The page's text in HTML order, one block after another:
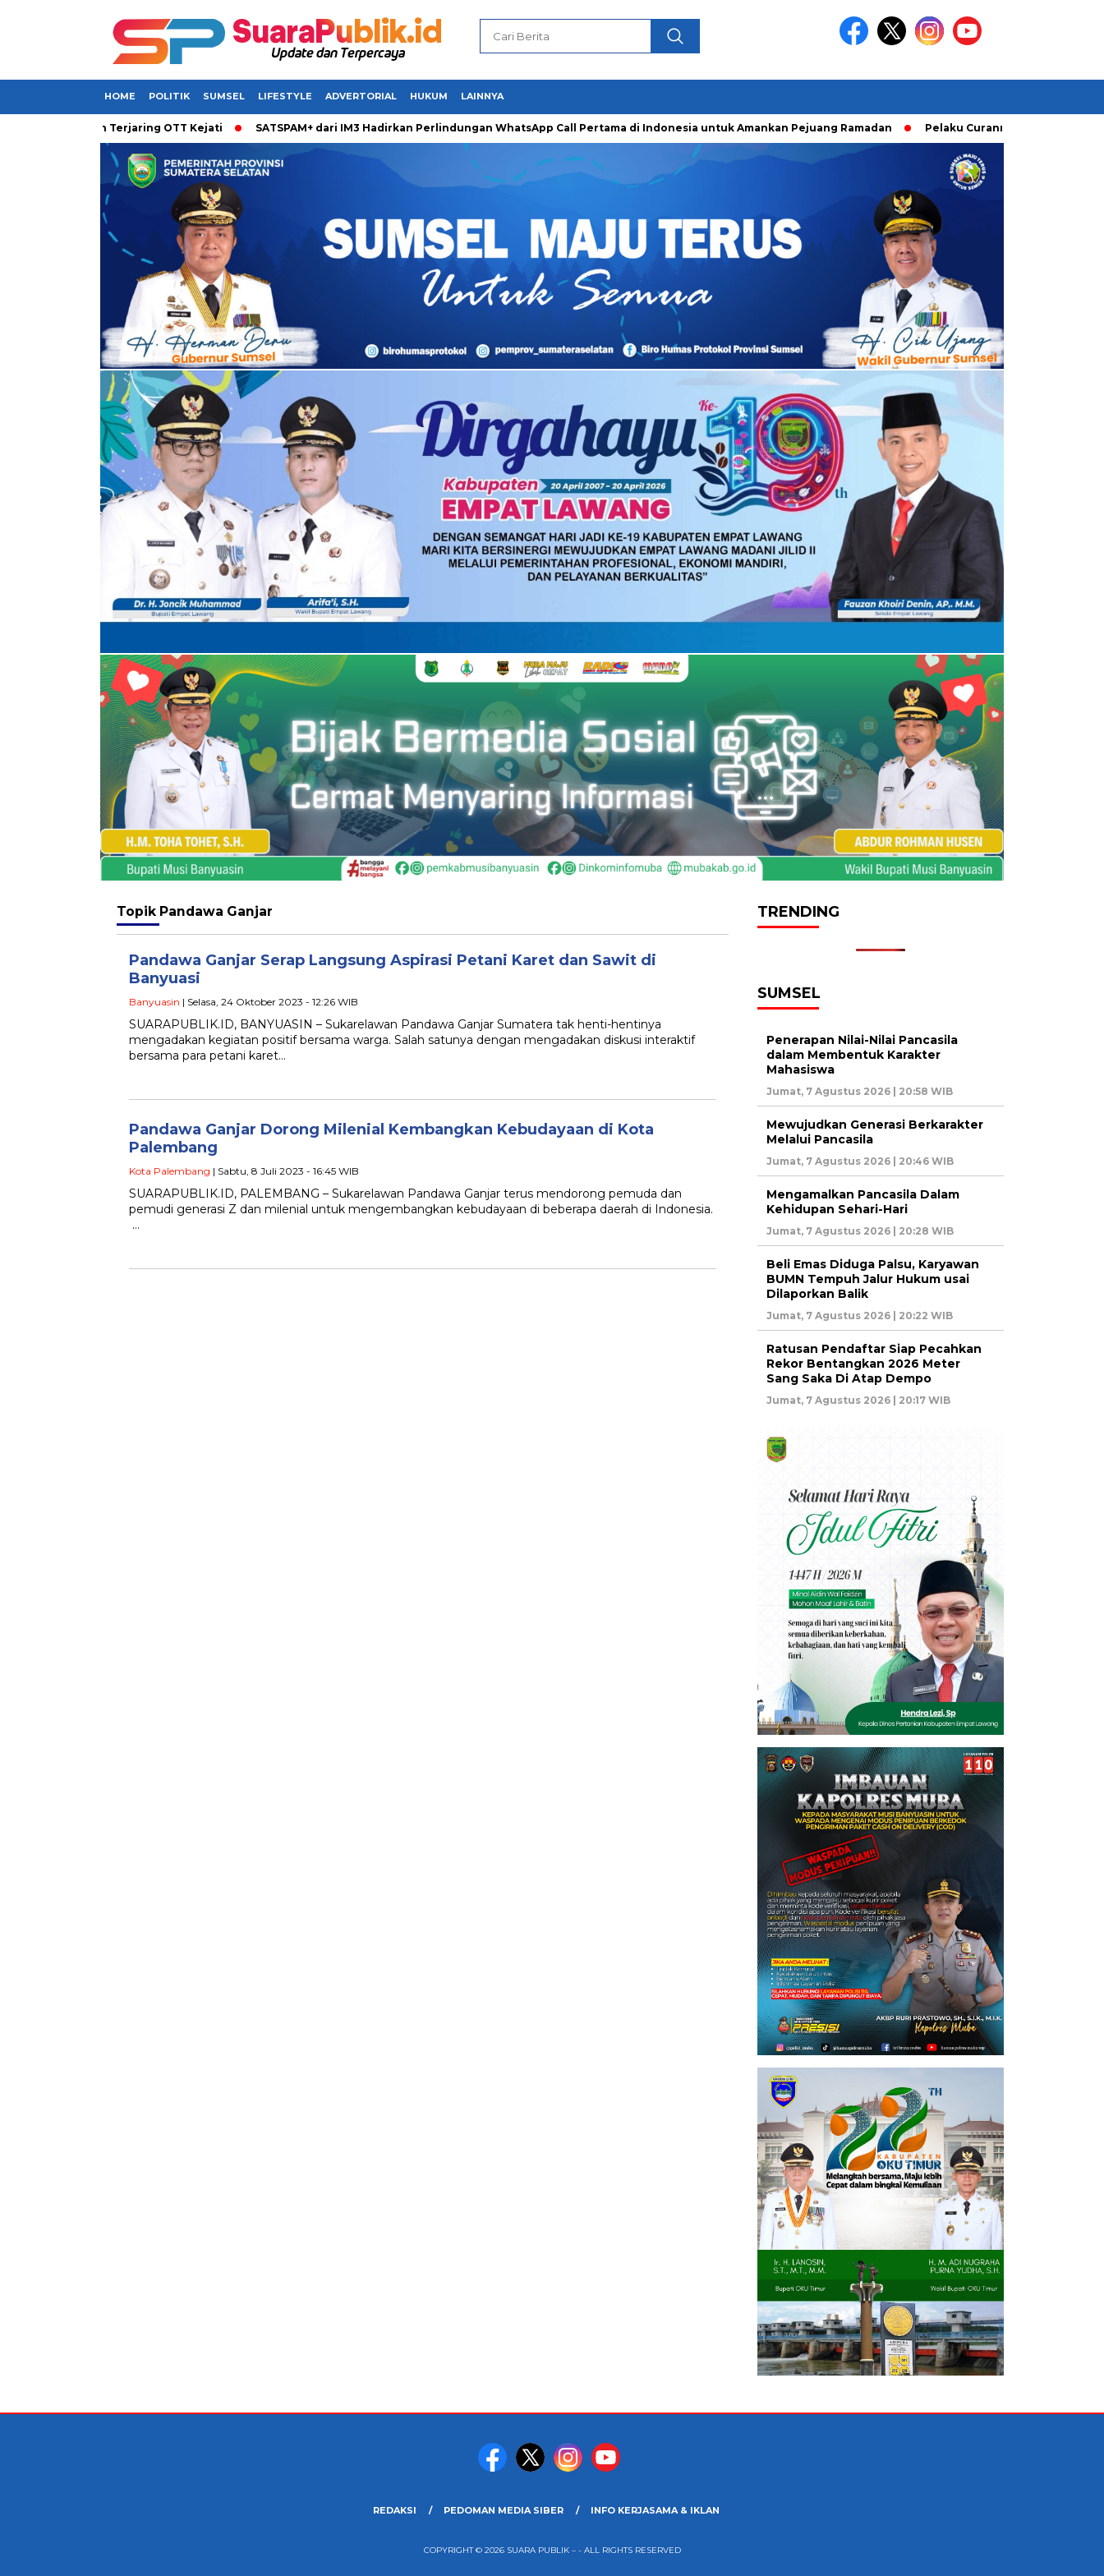
HOME POLITIK SUMSEL LIFESTYLE ADVERTORIAL HUKUM LAINNYA
Terjaring OTT Kejati SATSPAM+ dari IM3 Hadirkan Perlindungan WhatsApp Call Pertama di Indonesia untuk Amankan Pejuang Ramadan Pelaku Curanmor diringkusi Unit
Topik Pandawa Ganjar
Pandawa Ganjar Serap Langsung Aspirasi Petani Karet dan Sawit di
Banyuasi
Banyuasin | Selasa, 24 Oktober 2023 - 12:26 WIB
SUARAPUBLIK.ID, BANYUASIN – Sukarelawan Pandawa Ganjar Sumatera tak henti-hentinya
mengadakan kegiatan positif bersama warga. Salah satunya dengan mengadakan diskusi interaktif
bersama para petani karet…
Pandawa Ganjar Dorong Milenial Kembangkan Kebudayaan di Kota
Palembang
Kota Palembang | Sabtu, 8 Juli 2023 - 16:45 WIB
SUARAPUBLIK.ID, PALEMBANG – Sukarelawan Pandawa Ganjar terus mendorong pemuda dan
pemudi generasi Z dan milenial untuk mengembangkan kebudayaan di beberapa daerah di Indonesia.
…
TRENDING
SUMSEL
Penerapan Nilai-Nilai Pancasila
dalam Membentuk Karakter
Mahasiswa
Jumat, 7 Agustus 2026 | 20:58 WIB
Mewujudkan Generasi Berkarakter
Melalui Pancasila
Jumat, 7 Agustus 2026 | 20:46 WIB
Mengamalkan Pancasila Dalam
Kehidupan Sehari-Hari
Jumat, 7 Agustus 2026 | 20:28 WIB
Beli Emas Diduga Palsu, Karyawan
BUMN Tempuh Jalur Hukum usai
Dilaporkan Balik
Jumat, 7 Agustus 2026 | 20:22 WIB
Ratusan Pendaftar Siap Pecahkan
Rekor Bentangkan 2026 Meter
Sang Saka Di Atap Dempo
Jumat, 7 Agustus 2026 | 20:17 WIB
REDAKSI PEDOMAN MEDIA SIBER INFO KERJASAMA & IKLAN
COPYRIGHT © 2026 SUARA PUBLIK – - ALL RIGHTS RESERVED